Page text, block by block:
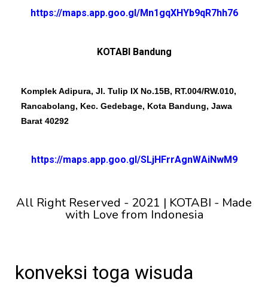
https://maps.app.goo.gl/Mn1gqXHYb9qR7hh76
KOTABI Bandung
Komplek Adipura, Jl. Tulip IX No.15B, RT.004/RW.010,
Rancabolang, Kec. Gedebage, Kota Bandung, Jawa
Barat 40292
https://maps.app.goo.gl/SLjHFrrAgnWAiNwM9
All Right Reserved - 2021 | KOTABI - Made
with Love from Indonesia
konveksi toga wisuda